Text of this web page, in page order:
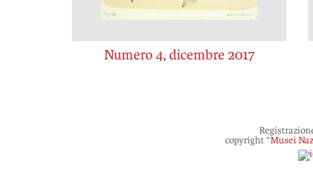
Numero 4, dicembre 2017
copyright “Musei